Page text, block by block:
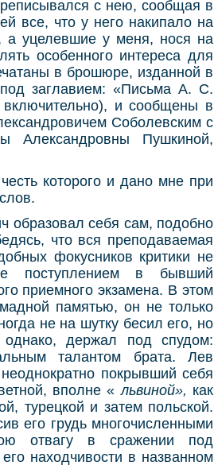
с нею, сообщая в
все, что у него накипало на
а уцелевшие у меня, нося на
особенного интереса для
в брошюре, изданной в
заглавием: «Письма А. С.
и сообщены в
Соболевским с
Александровны Пушкиной,
которого и дано мне при
себя сам, подобно
что вся преподаваемая
фокусников критики не
поступлением в бывший
приемного экзамена. В этом
памятью, он не только
не на шутку бесил его, но
держал под спудом:
талантом брата. Лев
покрывший себя
вполне «львиной», как
турецкой и затем польской.
его грудь многочисленными
отвагу в сражении под
находчивости в названном